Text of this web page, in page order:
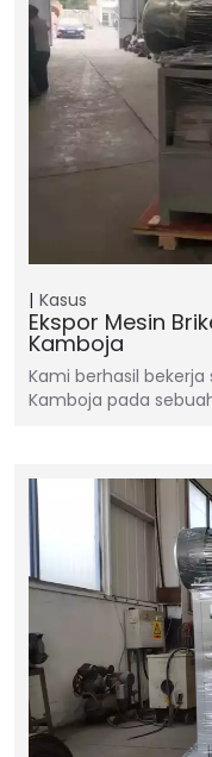
Kasus
Ekspor Mesin
Kamboja
Kami berhasil
Kamboja pada